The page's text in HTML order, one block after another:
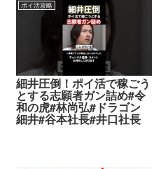
ポイ活攻略
細井圧倒！ポイ活で稼ごう
とする志願者ガン詰め#令
和の虎#林尚弘#ドラゴン
細井#谷本社長#井口社長